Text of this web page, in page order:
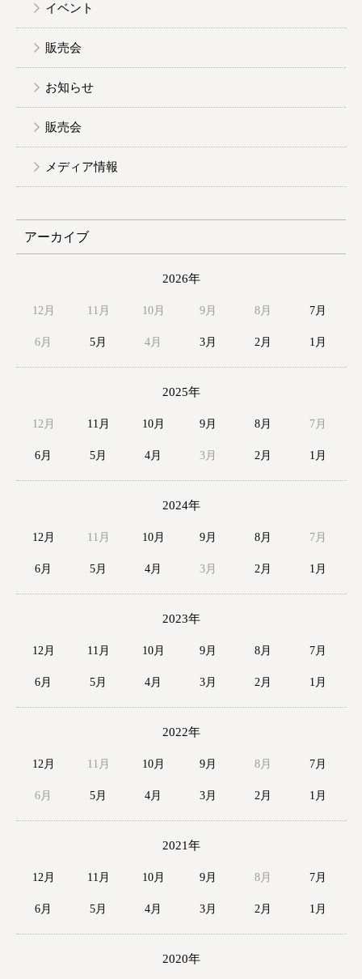
イベント
販売会
お知らせ
販売会
メディア情報
アーカイブ
2026年
12月 11月 10月 9月 8月 7月
6月 5月 4月 3月 2月 1月
2025年
12月 11月 10月 9月 8月 7月
6月 5月 4月 3月 2月 1月
2024年
12月 11月 10月 9月 8月 7月
6月 5月 4月 3月 2月 1月
2023年
12月 11月 10月 9月 8月 7月
6月 5月 4月 3月 2月 1月
2022年
12月 11月 10月 9月 8月 7月
6月 5月 4月 3月 2月 1月
2021年
12月 11月 10月 9月 8月 7月
6月 5月 4月 3月 2月 1月
2020年